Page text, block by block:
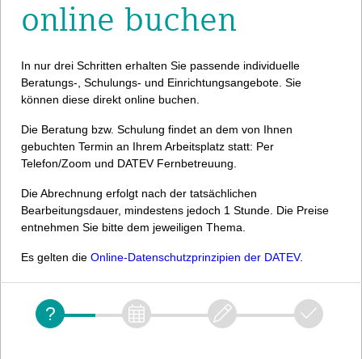
online buchen
In nur drei Schritten erhalten Sie passende individuelle
Beratungs-, Schulungs- und Einrichtungsangebote. Sie
können diese direkt online buchen.
Die Beratung bzw. Schulung findet an dem von Ihnen
gebuchten Termin an Ihrem Arbeitsplatz statt: Per
Telefon/Zoom und DATEV Fernbetreuung.
Die Abrechnung erfolgt nach der tatsächlichen
Bearbeitungsdauer, mindestens jedoch 1 Stunde. Die Preise
entnehmen Sie bitte dem jeweiligen Thema.
Es gelten die Online-Datenschutzprinzipien der DATEV.